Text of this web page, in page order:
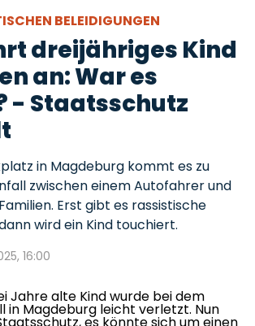
BELEIDIGUNGEN
dreijähriges Kind
an: War es
- Staatsschutz
in Magdeburg kommt es zu
zwischen einem Autofahrer und
Erst gibt es rassistische
wird ein Kind touchiert.
16:00